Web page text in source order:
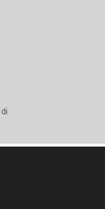
di